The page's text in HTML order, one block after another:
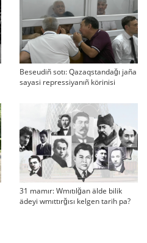
Beseudiñ sotı: Qazaqstandağı jaña
sayasi repressiyanıñ körinisi
31 mamır: Wmıtılğan älde bilik
ädeyi wmıttırğısı kelgen tarih pa?